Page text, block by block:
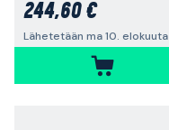
244,60 €
Lähetetään ma 10. elokuuta